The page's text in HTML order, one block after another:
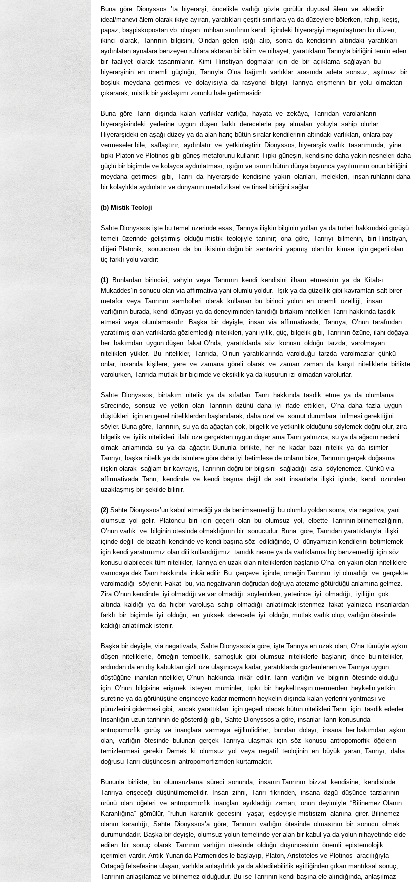
Buna göre Dionyssos ’ta hiyerarşi, öncelikle varlığı gözle görülür duyusal âlem ve akledilir
ideal/manevi âlem olarak ikiye ayıran, yaratıkları çeşitli sınıflara ya da düzeylere bölerken, rahip, keşiş,
papaz, başpiskopostan vb. oluşan ruhban sınıfının kendi içindeki hiyerarşiyi meşrulaştıran bir düzen;
ikinci olarak, Tanrının bilgisini, O’ndan gelen ışığı alıp, sonra da kendisinin altındaki yaratıkları
aydınlatan aynalara benzeyen ruhlara aktaran bir bilim ve nihayet, yaratıkların Tanrıyla birliğini temin eden
bir faaliyet olarak tasarımlanır. Kimi Hıristiyan dogmalar için de bir açıklama sağlayan bu
hiyerarşinin en önemli güçlüğü, Tanrıyla O’na bağımlı varlıklar arasında adeta sonsuz, aşılmaz bir
boşluk meydana getirmesi ve dolayısıyla da rasyonel bilgiyi Tanrıya erişmenin bir yolu olmaktan
çıkararak, mistik bir yaklaşımı zorunlu hale getirmesidir.
Buna göre Tanrı dışında kalan varlıklar varlığa, hayata ve zekâya, Tanrıdan varolanların
hiyerarşisindeki yerlerine uygun düşen farklı derecelerle pay almaları yoluyla sahip olurlar.
Hiyerarşideki en aşağı düzey ya da alan hariç bütün sıralar kendilerinin altındaki varlıkları, onlara pay
vermeseler bile, saflaştırır, aydınlatır ve yetkinleştirir. Dionyssos, hiyerarşik varlık tasarımında, yine
tıpkı Platon ve Plotinos gibi güneş metaforunu kullanır: Tıpkı güneşin, kendisine daha yakın nesneleri daha
güçlü bir biçimde ve kolayca aydınlatması, ışığın ve ısının bütün dünya boyunca yayılımının onun birliğini
meydana getirmesi gibi, Tanrı da hiyerarşide kendisine yakın olanları, melekleri, insan ruhlarını daha
bir kolaylıkla aydınlatır ve dünyanın metafiziksel ve tinsel birliğini sağlar.
(b) Mistik Teoloji
Sahte Dionyssos işte bu temel üzerinde esas, Tanrıya ilişkin bilginin yolları ya da türleri hakkındaki görüşü
temeli üzerinde geliştirmiş olduğu mistik teolojiyle tanınır; ona göre, Tanrıyı bilmenin, biri Hıristiyan,
diğeri Platonik, sonuncusu da bu ikisinin doğru bir sentezini yapmış olan bir kimse için geçerli olan
üç farklı yolu vardır:
(1) Bunlardan birincisi, vahyin veya Tanrının kendi kendisini ilham etmesinin ya da Kitab-ı
Mukaddes’in sonucu olan via affirmativa yani olumlu yoldur. Işık ya da güzellik gibi kavramları salt birer
metafor veya Tanrının sembolleri olarak kullanan bu birinci yolun en önemli özelliği, insan
varlığının burada, kendi dünyası ya da deneyiminden tanıdığı birtakım nitelikleri Tanrı hakkında tasdik
etmesi veya olumlamasıdır. Başka bir deyişle, insan via affirmativada, Tanrıya, O’nun tarafından
yaratılmış olan varlıklarda gözlemlediği nitelikleri, yani iyilik, güç, bilgelik gibi, Tanrının özüne, ilahi doğaya
her bakımdan uygun düşen fakat O’nda, yaratıklarda söz konusu olduğu tarzda, varolmayan
nitelikleri yükler. Bu nitelikler, Tanrıda, O’nun yaratıklarında varolduğu tarzda varolmazlar çünkü
onlar, insanda kişilere, yere ve zamana göreli olarak ve zaman zaman da karşıt niteliklerle birlikte
varolurken, Tanrıda mutlak bir biçimde ve eksiklik ya da kusurun izi olmadan varolurlar.
Sahte Dionyssos, birtakım nitelik ya da sıfatları Tanrı hakkında tasdik etme ya da olumlama
sürecinde, sonsuz ve yetkin olan Tanrının özünü daha iyi ifade ettikleri, O’na daha fazla uygun
düştükleri için en genel niteliklerden başlanılarak, daha özel ve somut durumlara inilmesi gerektiğini
söyler. Buna göre, Tanrının, su ya da ağaçtan çok, bilgelik ve yetkinlik olduğunu söylemek doğru olur, zira
bilgelik ve iyilik nitelikleri ilahi öze gerçekten uygun düşer ama Tanrı yalnızca, su ya da ağacın nedeni
olmak anlamında su ya da ağaçtır. Bununla birlikte, her ne kadar bazı nitelik ya da isimler
Tanrıyı, başka nitelik ya da isimlere göre daha iyi betimlese de onların bize, Tanrının gerçek doğasına
ilişkin olarak sağlam bir kavrayış, Tanrının doğru bir bilgisini sağladığı asla söylenemez. Çünkü via
affirmativada Tanrı, kendinde ve kendi başına değil de salt insanlarla ilişki içinde, kendi özünden
uzaklaşmış bir şekilde bilinir.
(2) Sahte Dionyssos’un kabul etmediği ya da benimsemediği bu olumlu yoldan sonra, via negativa, yani
olumsuz yol gelir. Platoncu biri için geçerli olan bu olumsuz yol, elbette Tanrının bilinemezliğinin,
O’nun varlık ve bilginin ötesinde olmaklığının bir sonucudur. Buna göre, Tanrıdan yaratıklarıyla ilişki
içinde değil de bizatihi kendinde ve kendi başına söz edildiğinde, O dünyamızın kendilerini betimlemek
için kendi yaratımımız olan dili kullandığımız tanıdık nesne ya da varlıklarına hiç benzemediği için söz
konusu olabilecek tüm nitelikler, Tanrıya en uzak olan niteliklerden başlanıp O’na en yakın olan niteliklere
varıncaya dek Tanrı hakkında inkâr edilir. Bu çerçeve içinde, örneğin Tanrının iyi olmadığı ve gerçekte
varolmadığı söylenir. Fakat bu, via negativanın doğrudan doğruya ateizme götürdüğü anlamına gelmez.
Zira O’nun kendinde iyi olmadığı ve var olmadığı söylenirken, yeterince iyi olmadığı, iyiliğin çok
altında kaldığı ya da hiçbir varoluşa sahip olmadığı anlatılmak istenmez fakat yalnızca insanlardan
farklı bir biçimde iyi olduğu, en yüksek derecede iyi olduğu, mutlak varlık olup, varlığın ötesinde
kaldığı anlatılmak istenir.
Başka bir deyişle, via negativada, Sahte Dionyssos’a göre, işte Tanrıya en uzak olan, O’na tümüyle aykırı
düşen niteliklerle, örneğin tembellik, sarhoşluk gibi olumsuz niteliklerle başlanır; önce bu nitelikler,
ardından da en dış kabuktan gizli öze ulaşıncaya kadar, yaratıklarda gözlemlenen ve Tanrıya uygun
düştüğüne inanılan nitelikler, O’nun hakkında inkâr edilir. Tanrı varlığın ve bilginin ötesinde olduğu
için O’nun bilgisine erişmek isteyen müminler, tıpkı bir heykeltıraşın mermerden heykelin yetkin
suretine ya da görünüşüne erişinceye kadar mermerin heykelin dışında kalan yerlerini yontması ve
pürüzlerini gidermesi gibi, ancak yarattıkları için geçerli olacak bütün nitelikleri Tanrı için tasdik ederler.
İnsanlığın uzun tarihinin de gösterdiği gibi, Sahte Dionyssos’a göre, insanlar Tanrı konusunda
antropomorfik görüş ve inançlara varmaya eğilimlidirler; bundan dolayı, insana her bakımdan aşkın
olan, varlığın ötesinde bulunan gerçek Tanrıya ulaşmak için söz konusu antropomorfik öğelerin
temizlenmesi gerekir. Demek ki olumsuz yol veya negatif teolojinin en büyük yararı, Tanrıyı, daha
doğrusu Tanrı düşüncesini antropomorfizmden kurtarmaktır.
Bununla birlikte, bu olumsuzlama süreci sonunda, insanın Tanrının bizzat kendisine, kendisinde
Tanrıya erişeceği düşünülmemelidir. İnsan zihni, Tanrı fikrinden, insana özgü düşünce tarzlarının
ürünü olan öğeleri ve antropomorfik inançları ayıkladığı zaman, onun deyimiyle “Bilinemez Olanın
Karanlığına” gömülür, “ruhun karanlık gecesini” yaşar, eşdeyişle mistisizm alanına girer. Bilinemez
olanın karanlığı, Sahte Dionyssos’a göre, Tanrının varlığın ötesinde olmasının bir sonucu olmak
durumundadır. Başka bir deyişle, olumsuz yolun temelinde yer alan bir kabul ya da yolun nihayetinde elde
edilen bir sonuç olarak Tanrının varlığın ötesinde olduğu düşüncesinin önemli epistemolojik
içerimleri vardır. Antik Yunan’da Parmenides’le başlayıp, Platon, Aristoteles ve Plotinos aracılığıyla
Ortaçağ felsefesine ulaşan, varlıkla anlaşılırlık ya da akledilebilirlik eşitliğinden çıkan mantıksal sonuç,
Tanrının anlaşılamaz ve bilinemez olduğudur. Bu ise Tanrının kendi başına ele alındığında, anlaşılmaz